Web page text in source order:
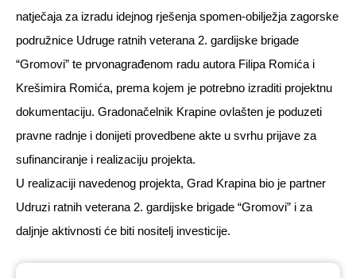
natječaja za izradu idejnog rješenja spomen-obilježja zagorske
podružnice Udruge ratnih veterana 2. gardijske brigade
“Gromovi” te prvonagrađenom radu autora Filipa Romića i
Krešimira Romića, prema kojem je potrebno izraditi projektnu
dokumentaciju. Gradonačelnik Krapine ovlašten je poduzeti
pravne radnje i donijeti provedbene akte u svrhu prijave za
sufinanciranje i realizaciju projekta.
U realizaciji navedenog projekta, Grad Krapina bio je partner
Udruzi ratnih veterana 2. gardijske brigade “Gromovi” i za
daljnje aktivnosti će biti nositelj investicije.